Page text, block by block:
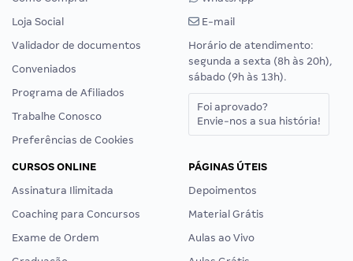
Loja Social
Validador de documentos
Conveniados
Programa de Afiliados
Trabalhe Conosco
Preferências de Cookies
E-mail
Horário de atendimento:
segunda a sexta (8h às 20h),
sábado (9h às 13h).
Foi aprovado?
Envie-nos a sua história!
CURSOS ONLINE
Assinatura Ilimitada
Coaching para Concursos
Exame de Ordem
PÁGINAS ÚTEIS
Depoimentos
Material Grátis
Aulas ao Vivo